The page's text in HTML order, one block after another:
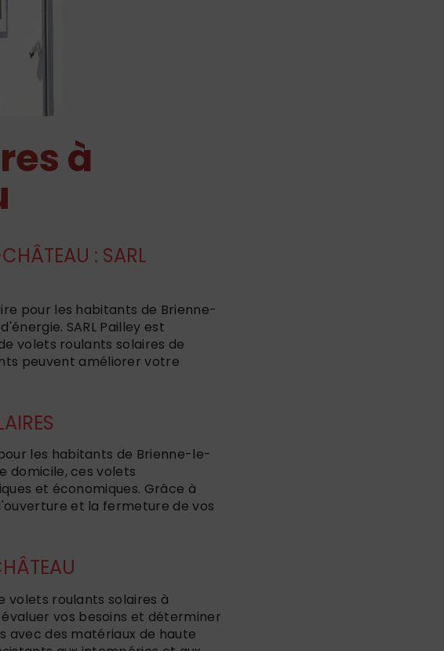
à
: SARL
pour les habitants de Brienne-
SARL Pailley est
volets roulants solaires de
peuvent améliorer votre
les habitants de Brienne-le-
domicile, ces volets
et économiques. Grâce à
et la fermeture de vos
volets roulants solaires à
vos besoins et déterminer
avec des matériaux de haute